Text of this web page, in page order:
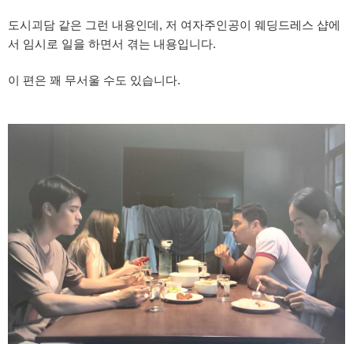
도시괴담 같은 그런 내용인데, 저 여자주인공이 웨딩드레스 샵에
서 임시로 일을 하면서 겪는 내용입니다.
이 편은 꽤 무서울 수도 있습니다.